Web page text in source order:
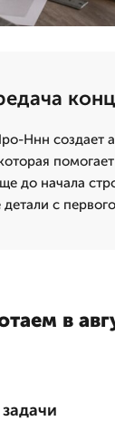
Ннн создает
до начала
детали с
в